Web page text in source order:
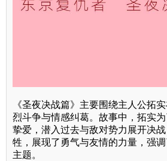
《圣夜决战篇》主要围绕主人公拓
烈斗争与情感纠葛。故事中，拓实
挚爱，潜入过去与敌对势力展开决
牲，展现了勇气与友情的力量，强
主题。